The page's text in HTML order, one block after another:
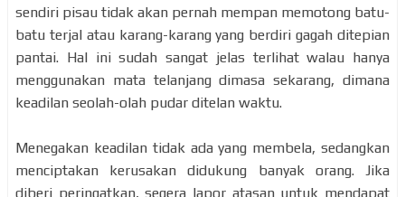
sendiri pisau tidak akan pernah mempan memotong batu-
batu terjal atau karang-karang yang berdiri gagah ditepian
pantai. Hal ini sudah sangat jelas terlihat walau hanya
menggunakan mata telanjang dimasa sekarang, dimana
keadilan seolah-olah pudar ditelan waktu.
Menegakan keadilan tidak ada yang membela, sedangkan
menciptakan kerusakan didukung banyak orang. Jika
diberi peringatkan, segera lapor atasan untuk mendapat